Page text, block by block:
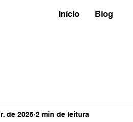
Início Blog
de 2025 2 min de leitura